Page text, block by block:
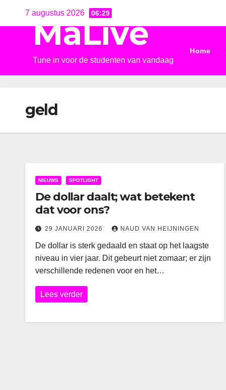
7 augustus 2026 06:29
MaLive
Tune in voor de studenten van vandaag
Home
geld
NIEUWS SPOTLIGHT
De dollar daalt; wat betekent
dat voor ons?
29 JANUARI 2026 NAUD VAN HEIJNINGEN
De dollar is sterk gedaald en staat op het laagste
niveau in vier jaar. Dit gebeurt niet zomaar; er zijn
verschillende redenen voor en het…
Lees verder